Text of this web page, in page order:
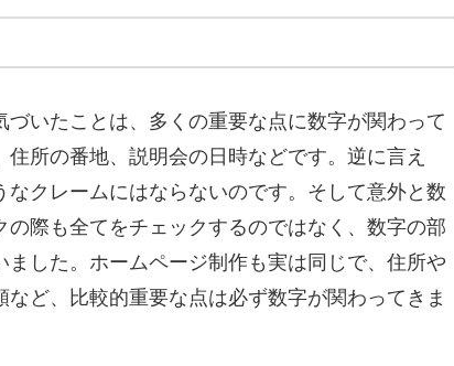
いたことは、多くの重要な点に数字が関わって
所の番地、説明会の日時などです。逆に言え
クレームにはならないのです。そして意外と数
際も全てをチェックするのではなく、数字の部
した。ホームページ制作も実は同じで、住所や
ど、比較的重要な点は必ず数字が関わってきま